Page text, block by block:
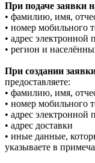
При подаче заявки
• фамилию, имя,
• номер мобильного
• адрес электронной
• регион и
При создании
предоставляете:
• фамилию, имя,
• номер мобильного
• адрес электронной
• адрес доставки
• иные данные,
указываете в